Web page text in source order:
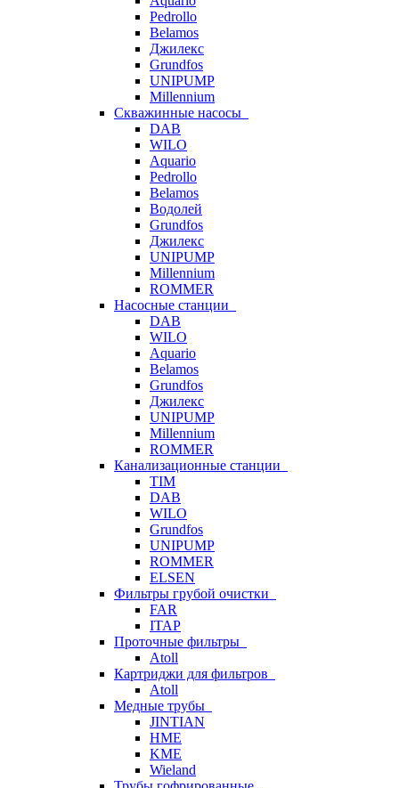
Pedrollo
Belamos
Джилекс
Grundfos
UNIPUMP
Millennium
Скважинные насосы
DAB
WILO
Aquario
Pedrollo
Belamos
Водолей
Grundfos
Джилекс
UNIPUMP
Millennium
ROMMER
Насосные станции
DAB
WILO
Aquario
Belamos
Grundfos
Джилекс
UNIPUMP
Millennium
ROMMER
Канализационные станции
TIM
DAB
WILO
Grundfos
UNIPUMP
ROMMER
ELSEN
Фильтры грубой очистки
FAR
ITAP
Проточные фильтры
Atoll
Картриджи для фильтров
Atoll
Медные трубы
JINTIAN
HME
KME
Wieland